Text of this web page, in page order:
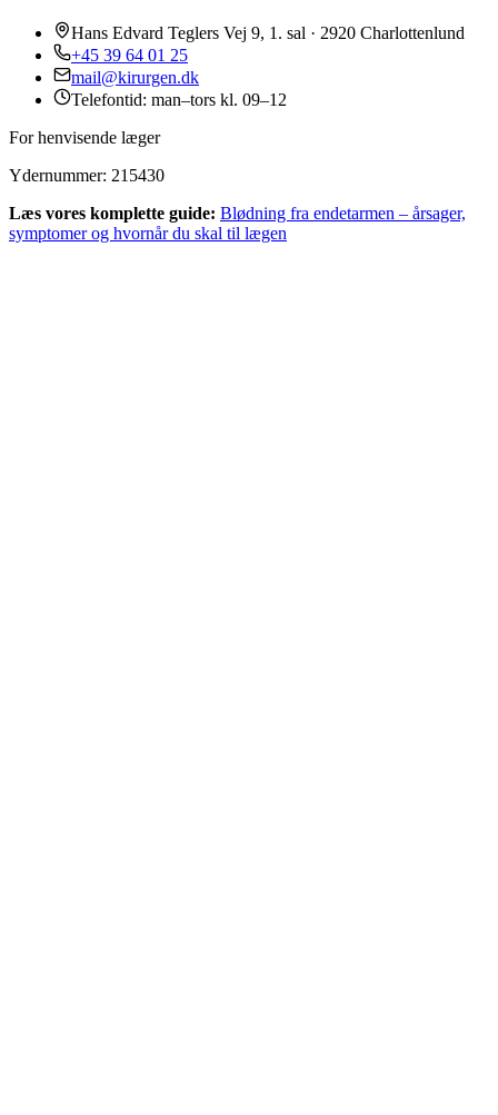
Hans Edvard Teglers Vej 9, 1. sal · 2920 Charlottenlund
+45 39 64 01 25
mail@kirurgen.dk
Telefontid: man–tors kl. 09–12
For henvisende læger
Ydernummer: 215430
Læs vores komplette guide: Blødning fra endetarmen – årsager,
symptomer og hvornår du skal til lægen